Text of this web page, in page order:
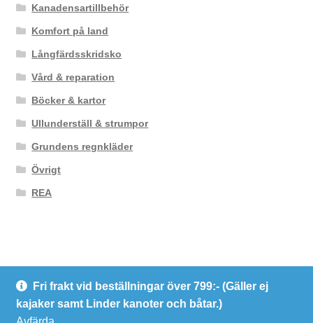
Fri frakt vid beställningar över 799:- (Gäller ej
kajaker samt Linder kanoter och båtar.)
Kanadensartillbehör
Komfort på land
Långfärdsskridsko
Vård & reparation
Böcker & kartor
Ullunderställ & strumpor
Grundens regnkläder
Övrigt
REA
© Kanotcentrum Göteborg AB
Integritetspolicy